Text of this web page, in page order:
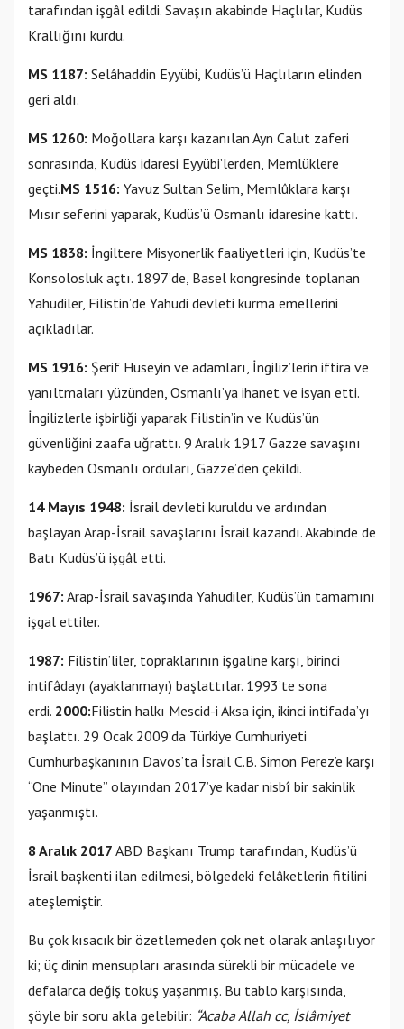
tarafından işgâl edildi. Savaşın akabinde Haçlılar, Kudüs
Krallığını kurdu.
MS 1187: Selâhaddin Eyyübi, Kudüs’ü Haçlıların elinden
geri aldı.
MS 1260: Moğollara karşı kazanılan Ayn Calut zaferi
sonrasında, Kudüs idaresi Eyyübi’lerden, Memlüklere
geçti.MS 1516: Yavuz Sultan Selim, Memlûklara karşı
Mısır seferini yaparak, Kudüs’ü Osmanlı idaresine kattı.
MS 1838: İngiltere Misyonerlik faaliyetleri için, Kudüs’te
Konsolosluk açtı. 1897’de, Basel kongresinde toplanan
Yahudiler, Filistin’de Yahudi devleti kurma emellerini
açıkladılar.
MS 1916: Şerif Hüseyin ve adamları, İngiliz’lerin iftira ve
yanıltmaları yüzünden, Osmanlı’ya ihanet ve isyan etti.
İngilizlerle işbirliği yaparak Filistin’in ve Kudüs’ün
güvenliğini zaafa uğrattı. 9 Aralık 1917 Gazze savaşını
kaybeden Osmanlı orduları, Gazze’den çekildi.
14 Mayıs 1948: İsrail devleti kuruldu ve ardından
başlayan Arap-İsrail savaşlarını İsrail kazandı. Akabinde de
Batı Kudüs’ü işgâl etti.
1967: Arap-İsrail savaşında Yahudiler, Kudüs’ün tamamını
işgal ettiler.
1987: Filistin’liler, topraklarının işgaline karşı, birinci
intifâdayı (ayaklanmayı) başlattılar. 1993’te sona
erdi. 2000:Filistin halkı Mescid-i Aksa için, ikinci intifada’yı
başlattı. 29 Ocak 2009’da Türkiye Cumhuriyeti
Cumhurbaşkanının Davos’ta İsrail C.B. Simon Perez’e karşı
“One Minute” olayından 2017’ye kadar nisbî bir sakinlik
yaşanmıştı.
8 Aralık 2017 ABD Başkanı Trump tarafından, Kudüs’ü
İsrail başkenti ilan edilmesi, bölgedeki felâketlerin fitilini
ateşlemiştir.
Bu çok kısacık bir özetlemeden çok net olarak anlaşılıyor
ki; üç dinin mensupları arasında sürekli bir mücadele ve
defalarca değiş tokuş yaşanmış. Bu tablo karşısında,
şöyle bir soru akla gelebilir: “Acaba Allah cc, İslâmiyet